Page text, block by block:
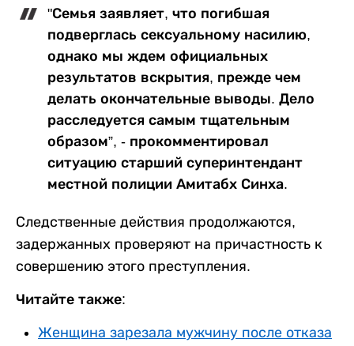
"Семья заявляет, что погибшая
подверглась сексуальному насилию,
однако мы ждем официальных
результатов вскрытия, прежде чем
делать окончательные выводы. Дело
расследуется самым тщательным
образом”, - прокомментировал
ситуацию старший суперинтендант
местной полиции Амитабх Синха.
Следственные действия продолжаются,
задержанных проверяют на причастность к
совершению этого преступления.
Читайте также:
Женщина зарезала мужчину после отказа